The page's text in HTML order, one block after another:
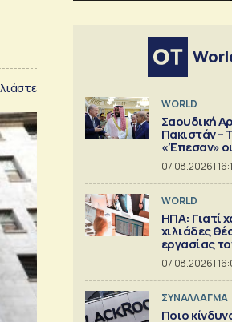
WORLD
Σαουδική
Πακιστάν –
«Έπεσαν» οι
υπογραφές
αμυντική
Μέκκας»
07.08.2026 |
WORLD
ΗΠΑ: Γιατί
χιλιάδες
εργασίας
07.08.2026 |
ΣΥΝΑΛΛΑΓΜΑ
Ποιο